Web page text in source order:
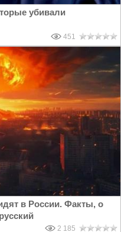
убивали
451
в России. Факты, о
2 185